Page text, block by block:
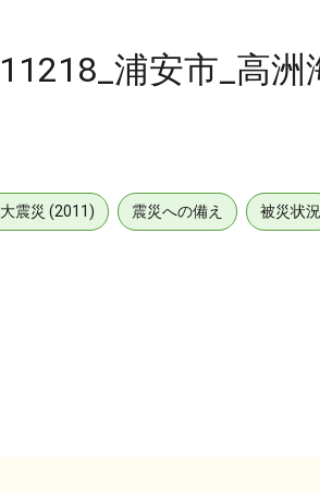
浦安市_高
震災 (2011) 震災への備え 被災状況